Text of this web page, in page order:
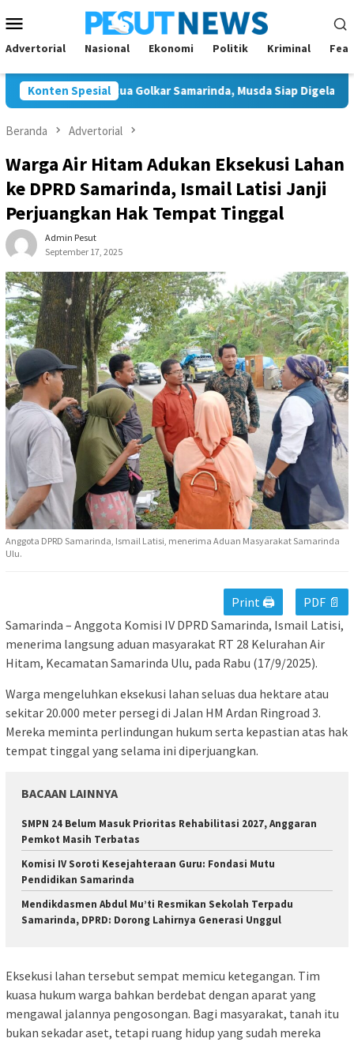
ke
kontenMobile
Advertorial Nasional Ekonomi Politik Kriminal
Konten Spesial
Ketua Golkar Samarinda, Musda Siap Digelar 8 Agustus
Beranda Advertorial
Warga Air Hitam Adukan Eksekusi Lahan
ke DPRD Samarinda, Ismail Latisi Janji
Perjuangkan Hak Tempat Tinggal
Admin Pesut
September 17, 2025
Anggota DPRD Samarinda, Ismail Latisi, menerima Aduan Masyarakat Samarinda
Ulu.
Print 🖨
PDF 📄
Samarinda – Anggota Komisi IV DPRD Samarinda, Ismail Latisi,
menerima langsung aduan masyarakat RT 28 Kelurahan Air
Hitam, Kecamatan Samarinda Ulu, pada Rabu (17/9/2025).
Warga mengeluhkan eksekusi lahan seluas dua hektare atau
sekitar 20.000 meter persegi di Jalan HM Ardan Ringroad 3.
Mereka meminta perlindungan hukum serta kepastian atas hak
tempat tinggal yang selama ini diperjuangkan.
BACAAN LAINNYA
SMPN 24 Belum Masuk Prioritas Rehabilitasi 2027, Anggaran
Pemkot Masih Terbatas
Komisi IV Soroti Kesejahteraan Guru: Fondasi Mutu
Pendidikan Samarinda
Mendikdasmen Abdul Mu’ti Resmikan Sekolah Terpadu
Samarinda, DPRD: Dorong Lahirnya Generasi Unggul
Eksekusi lahan tersebut sempat memicu ketegangan. Tim
kuasa hukum warga bahkan berdebat dengan aparat yang
mengawal jalannya pengosongan. Bagi masyarakat, tanah itu
bukan sekadar aset, tetapi ruang hidup yang sudah mereka